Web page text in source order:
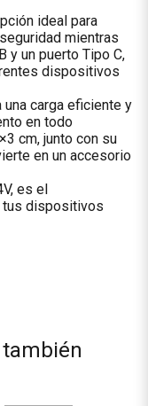
ideal para
mientras
y un puerto Tipo C,
dispositivos
una carga eficiente y
en todo
cm, junto con su
en un accesorio
es el
tus dispositivos